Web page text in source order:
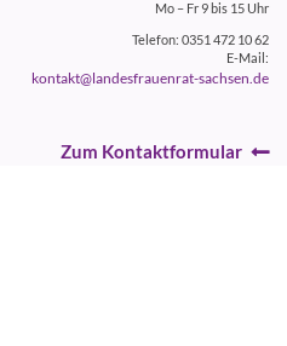
Mo – Fr 9 bis 15 Uhr
Telefon: 0351 472 10 62
E-Mail:
kontakt@landesfrauenrat-sachsen.de
Zum Kontaktformular